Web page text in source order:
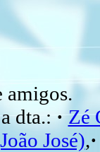
amigos.
a dta.:·Zé
José),